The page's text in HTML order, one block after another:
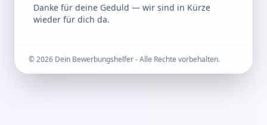
Danke für deine Geduld — wir sind in Kürze
wieder für dich da.
©2026 Dein Bewerbungshelfer - Alle Rechte vorbehalten.